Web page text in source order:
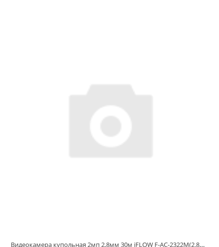
Видеокамера купольная 2мп 2,8мм 30м iFLOW F-AC-2322M(2.8mm)